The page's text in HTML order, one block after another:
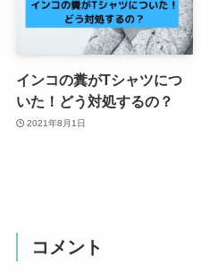
インコの糞がTシャツにつ
いた！どう対処するの？
2021年8月1日
コメント